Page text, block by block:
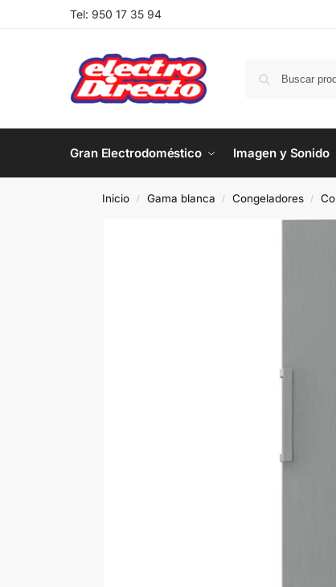
Tel: 950 17 35 94
Gran Electrodoméstico Imagen y Sonido
Inicio / Gama blanca / Congeladores /